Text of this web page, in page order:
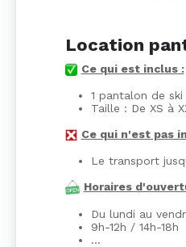
Location
Ce qui est inclus :
1 pantalon de ski
Taille : De XS à
Ce qui n'est pas
Le transport
Horaires
Du lundi au
9h-12h / 14h-18h
…